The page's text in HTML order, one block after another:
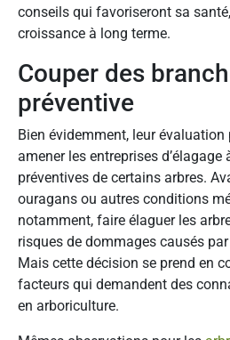
conseils qui favoriseront sa
croissance à long terme.
Couper des
préventive
Bien évidemment, leur
amener les entreprises
préventives de certains arbres.
ouragans ou autres conditions
notamment, faire élaguer les
risques de dommages causés
Mais cette décision se prend en
facteurs qui demandent des
en arboriculture.